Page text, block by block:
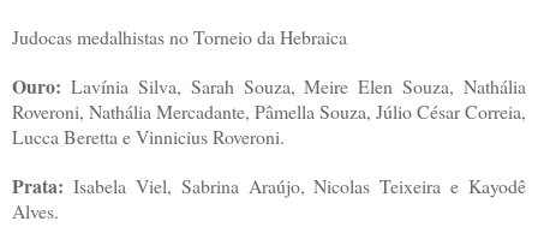
Judocas medalhistas no Torneio da Hebraica
Ouro: Lavínia Silva, Sarah Souza, Meire Elen Souza, Nathália
Roveroni, Nathália Mercadante, Pâmella Souza, Júlio César Correia,
Lucca Beretta e Vinnicius Roveroni.
Prata: Isabela Viel, Sabrina Araújo, Nicolas Teixeira e Kayodê
Alves.